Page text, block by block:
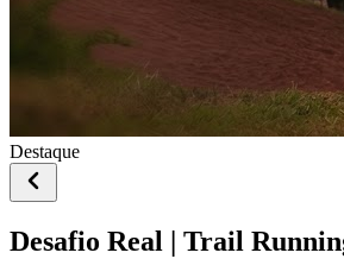
Destaque
Desafio Real | Trail